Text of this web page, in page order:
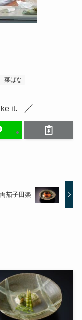
菜ばな
it.
茄子田楽